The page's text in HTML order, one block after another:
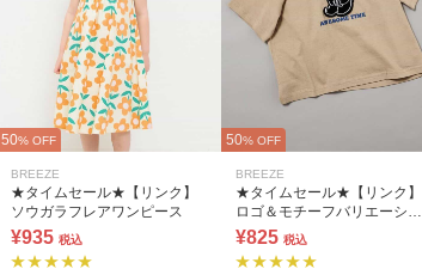
50% OFF
BREEZE
★タイムセール★【リンク】
ソウガラフレアワンピース
¥935 税込
50% OFF
BREEZE
★タイムセール★【リンク】
ロゴ＆モチーフバリエーショ
ンTシャツ
¥825 税込